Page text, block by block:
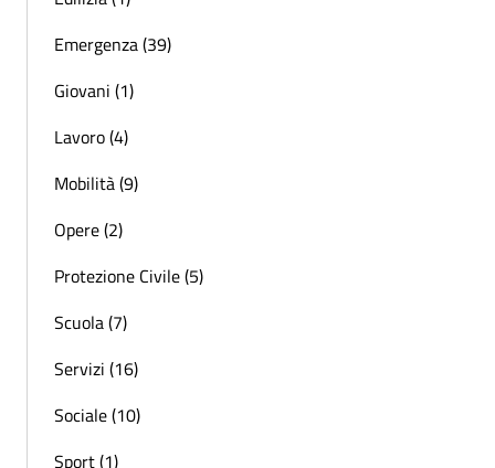
Emergenza (39)
Giovani (1)
Lavoro (4)
Mobilità (9)
Opere (2)
Protezione Civile (5)
Scuola (7)
Servizi (16)
Sociale (10)
Sport (1)